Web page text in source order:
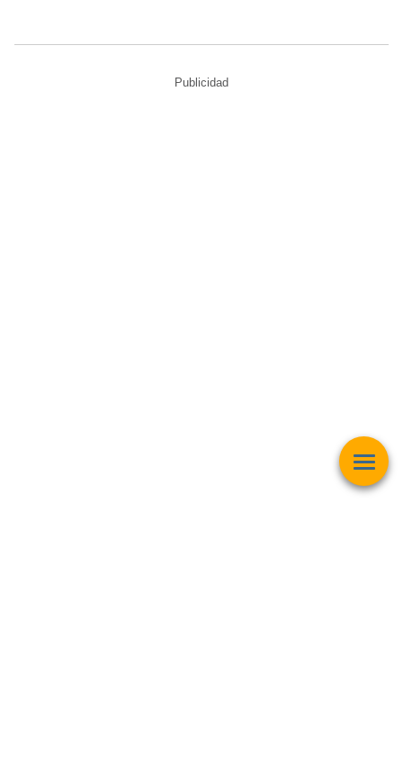
Publicidad